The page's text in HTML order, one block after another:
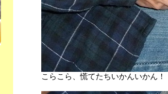
こらこら、慌てたちいかんいかん！